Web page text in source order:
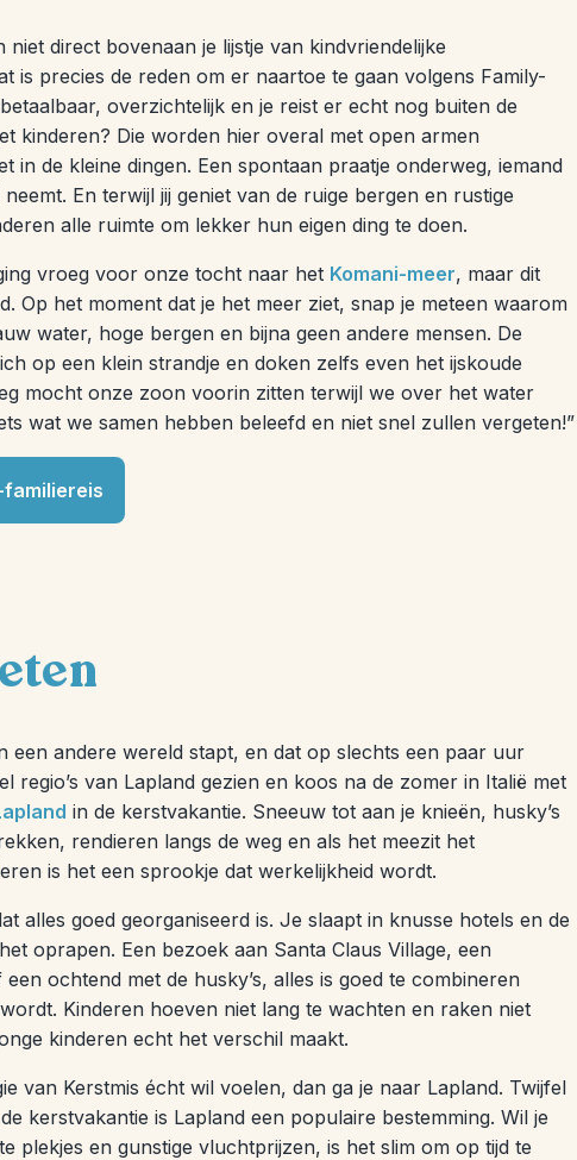
niet direct bovenaan je lijstje van kindvriendelijke
is precies de reden om er naartoe te gaan volgens Family-
overzichtelijk en je reist er echt nog buiten de
kinderen? Die worden hier overal met open armen
in de kleine dingen. Een spontaan praatje onderweg, iemand
En terwijl jij geniet van de ruige bergen en rustige
alle ruimte om lekker hun eigen ding te doen.
vroeg voor onze tocht naar het Komani-meer, maar dit
Op het moment dat je het meer ziet, snap je meteen waarom
water, hoge bergen en bijna geen andere mensen. De
op een klein strandje en doken zelfs even het ijskoude
mocht onze zoon voorin zitten terwijl we over het water
wat we samen hebben beleefd en niet snel zullen vergeten!”
familiereis
een andere wereld stapt, en dat op slechts een paar uur
regio’s van Lapland gezien en koos na de zomer in Italië met
in de kerstvakantie. Sneeuw tot aan je knieën, husky’s
rendieren langs de weg en als het meezit het
is het een sprookje dat werkelijkheid wordt.
alles goed georganiseerd is. Je slaapt in knusse hotels en de
oprapen. Een bezoek aan Santa Claus Village, een
ochtend met de husky’s, alles is goed te combineren
Kinderen hoeven niet lang te wachten en raken niet
kinderen echt het verschil maakt.
van Kerstmis écht wil voelen, dan ga je naar Lapland. Twijfel
kerstvakantie is Lapland een populaire bestemming. Wil je
plekjes en gunstige vluchtprijzen, is het slim om op tijd te